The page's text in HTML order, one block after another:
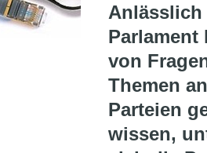
Anlässlich
Parlament
von
Themen
Parteien
wissen,